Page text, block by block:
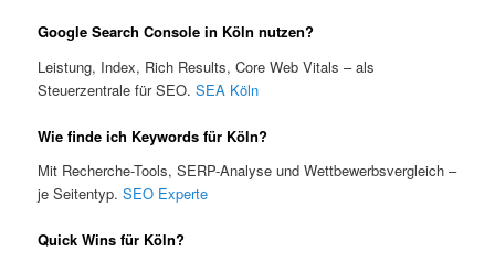
Google Search Console in Köln nutzen?
Leistung, Index, Rich Results, Core Web Vitals – als
Steuerzentrale für SEO.SEA Köln
Wie finde ich Keywords für Köln?
Mit Recherche-Tools, SERP-Analyse und Wettbewerbsvergleich –
je Seitentyp.SEO Experte
Quick Wins für Köln?